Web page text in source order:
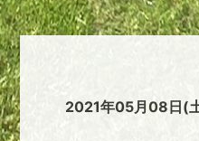
2021年05月08日(